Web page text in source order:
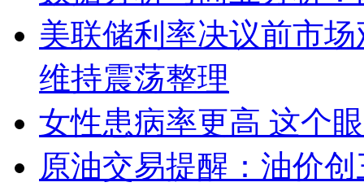
美联储利率决议前市
维持震荡整理
女性患病率更高 这个
原油交易提醒：油价